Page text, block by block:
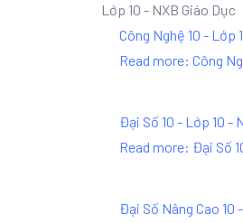
Lớp 10 - NXB Giáo Dục
Công Nghệ 10 - Lớp
Read more: Công
Đại Số 10 - Lớp 10 -
Read more: Đại Số
Đại Số Nâng Cao 10